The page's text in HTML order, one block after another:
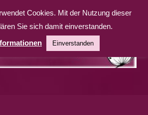
Cookies. Mit der Nutzung dieser
Sie sich damit einverstanden.
Einverstanden